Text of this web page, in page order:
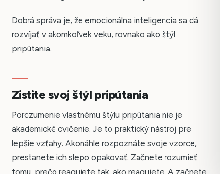
Dobrá správa je, že emocionálna inteligencia sa dá
rozvíjať v akomkoľvek veku, rovnako ako štýl
pripútania.
Zistite svoj štýl pripútania
Porozumenie vlastnému štýlu pripútania nie je
akademické cvičenie. Je to praktický nástroj pre
lepšie vzťahy. Akonáhle rozpoznáte svoje vzorce,
prestanete ich slepo opakovať. Začnete rozumieť
tomu, prečo reagujete tak, ako reagujete. A začnete